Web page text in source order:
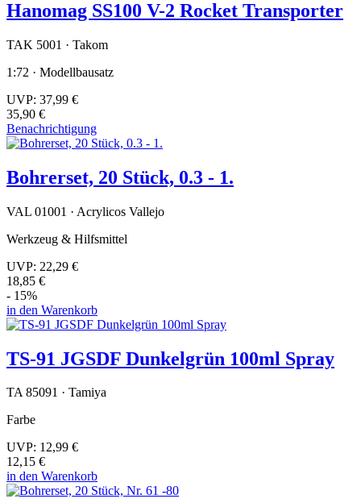
Hanomag SS100 V-2 Rocket Transporter
TAK 5001 · Takom
1:72 · Modellbausatz
UVP: 37,99 €
35,90 €
Benachrichtigung
Bohrerset, 20 Stück, 0.3 - 1.
VAL 01001 · Acrylicos Vallejo
Werkzeug & Hilfsmittel
UVP: 22,29 €
18,85 €
- 15%
in den Warenkorb
TS-91 JGSDF Dunkelgrün 100ml Spray
TA 85091 · Tamiya
Farbe
UVP: 12,99 €
12,15 €
in den Warenkorb